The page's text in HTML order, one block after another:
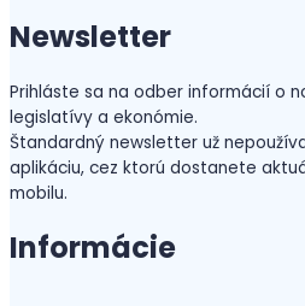
Newsletter
Prihláste sa na odber informácií o
legislatívy a ekonómie.
Štandardný newsletter už
aplikáciu, cez ktorú dostanete
mobilu.
Informácie